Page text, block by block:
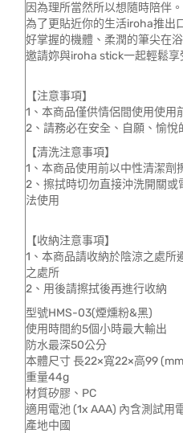
因為理所當然所以想隨時陪伴。
為了更貼近你的生活iroha推出
好掌握的機體、柔潤的筆尖在
邀請妳與iroha stick一起輕鬆享
【注意事項】
1、本商品僅供情侶間使用使用
2、請務必在安全、自願、愉悅
【清洗注意事項】
1、本商品使用前以中性清潔劑
2、擦拭時切勿直接沖洗開關
法使用
【收納注意事項】
1、本商品請收納於陰涼之處所
之處所
2、用後請擦拭後再進行收納
型號HMS-03(煙燻粉&黑)
使用時間約5個小時最大輸出
防水最深50公分
本體尺寸 長22×寬22×高99
重量44g
材質矽膠、PC
適用電池 (1x AAA) 內含測試用
產地中國